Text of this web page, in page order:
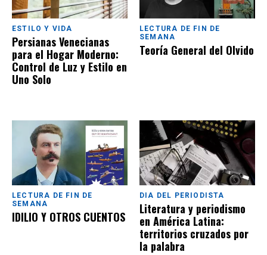
ESTILO Y VIDA
Persianas Venecianas
para el Hogar Moderno:
Control de Luz y Estilo en
Uno Solo
LECTURA DE FIN DE
SEMANA
Teoría General del Olvido
LECTURA DE FIN DE
SEMANA
IDILIO Y OTROS CUENTOS
DIA DEL PERIODISTA
Literatura y periodismo
en América Latina:
territorios cruzados por
la palabra